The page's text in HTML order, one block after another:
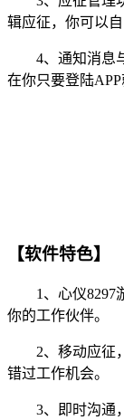
辑应征，你可以
4、通知消息与
在你只要登陆
【软件特色】
1、心仪8297游
你的工作伙伴。
2、移动应征，
错过工作机会。
3、即时沟通，